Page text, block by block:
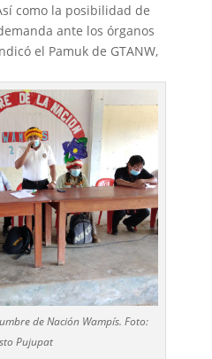
como la posibilidad de
ante los órganos
el Pamuk de GTANW,
de Nación Wampís. Foto:
Pujupat